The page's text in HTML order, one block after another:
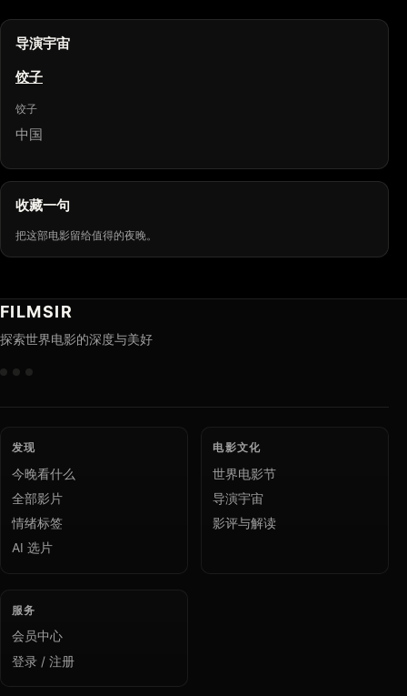
导演宇宙
饺子
饺子
中国
收藏一句
把这部电影留给值得的夜晚。
FILMSIR
探索世界电影的深度与美好
发现
今晚看什么
全部影片
情绪标签
AI 选片
电影文化
世界电影节
导演宇宙
影评与解读
服务
会员中心
登录 / 注册